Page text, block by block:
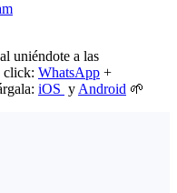
uniéndote a las
click: WhatsApp +
iOS y Android 🌱